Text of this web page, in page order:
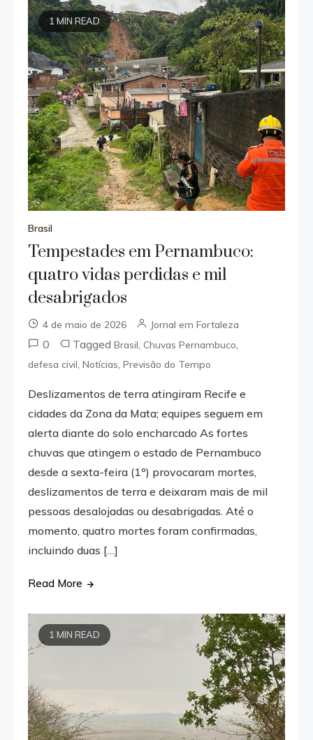
1 MIN READ
Brasil
Tempestades em Pernambuco:
quatro vidas perdidas e mil
desabrigados
4 de maio de 2026 Jornal em Fortaleza
0 TaggedBrasil ,Chuvas Pernambuco
defesa civil ,Notícias ,Previsão do Tempo
Deslizamentos de terra atingiram Recife e
cidades da Zona da Mata; equipes seguem em
alerta diante do solo encharcado As fortes
chuvas que atingem o estado de Pernambuco
desde a sexta-feira (1º) provocaram mortes,
deslizamentos de terra e deixaram mais de mil
pessoas desalojadas ou desabrigadas. Até o
momento, quatro mortes foram confirmadas,
incluindo duas […]
Read More
1 MIN READ